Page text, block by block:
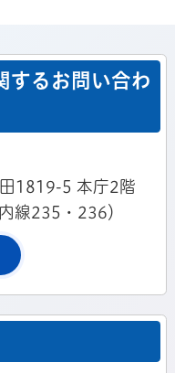
するお問い合わ
1819-5 本庁2階
内線235・236）